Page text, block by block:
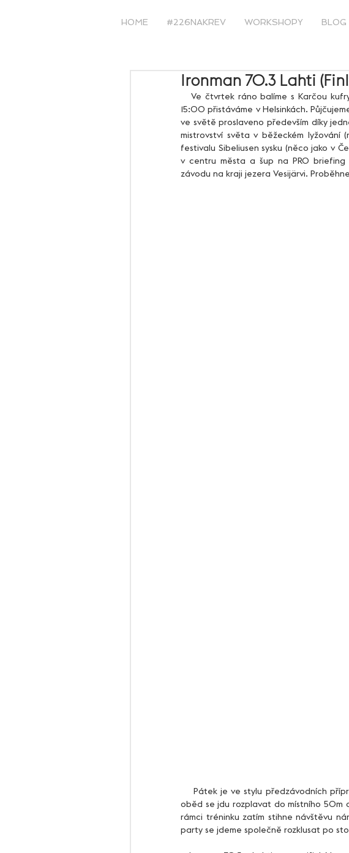
HOME #226NAKREV WORKSHOPY BLOG
Ironman 70.3 Lahti
   Ve čtvrtek ráno balíme s Karčou kufry, kolo, válečnou náladu a jedeme směr letiště Václava Havla. Okolo
15:00 přistáváme v Helsinkách.
ve světě proslaveno především díky
mistrovství světa v běžeckém lyžování
festivalu Sibeliusen sysku (něco jako v
v centru města a šup na PRO
závodu na kraji jezera Vesijärvi.
oběd se jdu rozplavat do místního 50m
rámci tréninku zatím stihne návštěvu
party se jdeme společně rozklusat po